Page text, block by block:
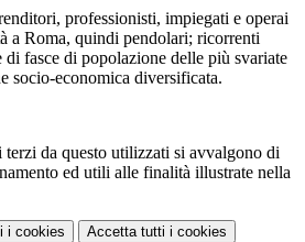
professionisti, impiegati e operai
a Roma, quindi pendolari; ricorrenti
fasce di popolazione delle più svariate
socio-economica diversificata.
da questo utilizzati si avvalgono di
ed utili alle finalità illustrate nella
i cookies Accetta tutti i cookies